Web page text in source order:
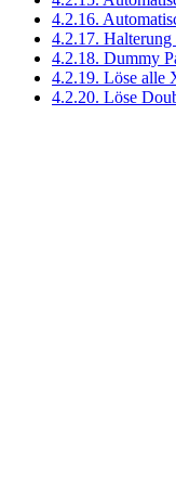
4.2.16.
4.2.17.
4.2.18. Dummy
4.2.19. Löse alle
4.2.20. Löse